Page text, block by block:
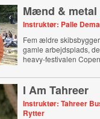
Mænd & metal
Instruktør: Palle
Fem ældre
gamle arbejdsplads,
heavy-festivalen
I Am Tahreer
Instruktør: Tahreer
Rytter